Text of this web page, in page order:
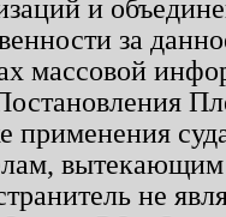
и
за
массовой
применения
вытекающим
не